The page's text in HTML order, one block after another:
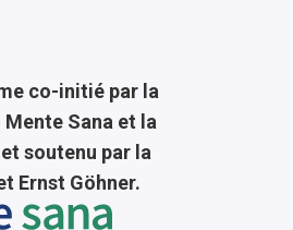
co-initié par la
Sana et la
soutenu par la
Ernst Göhner.